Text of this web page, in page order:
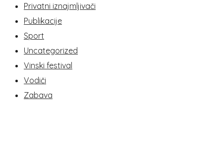
Privatni iznajmljivači
Publikacije
Sport
Uncategorized
Vinski festival
Vodiči
Zabava